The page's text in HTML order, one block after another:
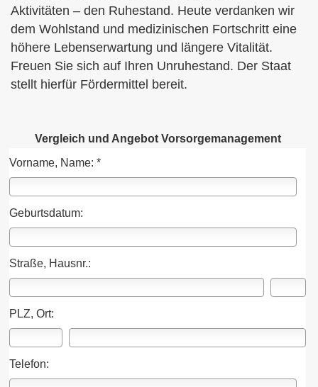
Aktivitäten – den Ruhestand. Heute verdanken wir
dem Wohlstand und medizinischen Fortschritt eine
höhere Lebenserwartung und längere Vitalität.
Freuen Sie sich auf Ihren Unruhestand. Der Staat
stellt hierfür Fördermittel bereit.
Vergleich und Angebot Vorsorgemanagement
Vorname, Name: *
Geburts­datum:
Straße, Hausnr.:
PLZ, Ort:
Telefon: